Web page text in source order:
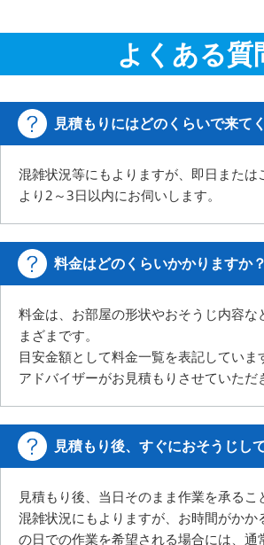
よくある質
見積もりにはどのくらいで来て
混雑状況等にもよりますが、即日または
より2～3日以内にお伺いします。
料金はどのくらいかかりますか？
料金は、お部屋の形状やおそうじ内容な
まざまです。
目安金額として料金一覧を表記していま
アドバイザーがお見積もりさせていただ
見積もり後、すぐにおそうじし
見積もり後、当日そのまま作業を承るこ
混雑状況にもよりますが、お時間がかか
の日での作業を希望される場合には、 通